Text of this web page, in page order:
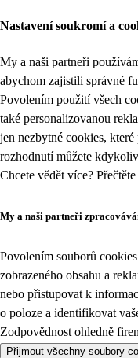
Nastavení soukromí a
My a naši partneři
abychom zajistili správné
Povolením použití všech
také personalizovanou
jen nezbytné cookies,
rozhodnutí můžete
Chcete vědět více?
My a naši partneři
Povolením souborů
zobrazeného obsahu a
nebo přistupovat k
o poloze a identifikovat
Zodpovědnost ohledně
Přijmout všechny soubory